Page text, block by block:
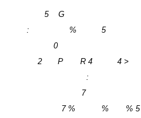
5
G
:
% 5
0
2
P R 4 4 >
:
7
7 %
%
% 5